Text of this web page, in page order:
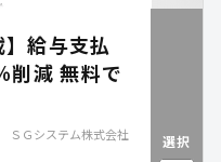
】給与支払
削減 無料で
ＳＧシステム株式会社 選択